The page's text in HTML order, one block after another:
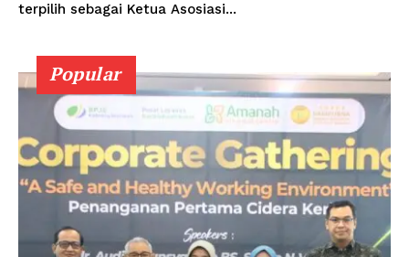
terpilih sebagai Ketua Asosiasi...
Popular